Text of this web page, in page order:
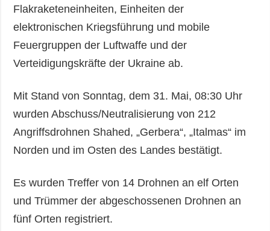
Flakraketeneinheiten, Einheiten der
elektronischen Kriegsführung und mobile
Feuergruppen der Luftwaffe und der
Verteidigungskräfte der Ukraine ab.
Mit Stand von Sonntag, dem 31. Mai, 08:30 Uhr
wurden Abschuss/Neutralisierung von 212
Angriffsdrohnen Shahed, „Gerbera“, „Italmas“ im
Norden und im Osten des Landes bestätigt.
Es wurden Treffer von 14 Drohnen an elf Orten
und Trümmer der abgeschossenen Drohnen an
fünf Orten registriert.